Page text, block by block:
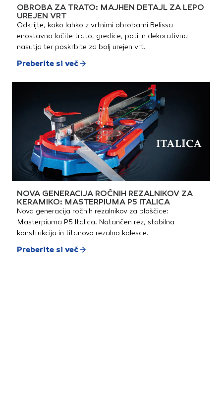
OBROBA ZA TRATO: MAJHEN DETAJL ZA LEPO
UREJEN VRT
Odkrijte, kako lahko z vrtnimi obrobami Belissa
enostavno ločite trato, gredice, poti in dekorativna
nasutja ter poskrbite za bolj urejen vrt.
Preberite si več
NOVA GENERACIJA ROČNIH REZALNIKOV ZA
KERAMIKO: MASTERPIUMA P5 ITALICA
Nova generacija ročnih rezalnikov za ploščice:
Masterpiuma P5 Italica. Natančen rez, stabilna
konstrukcija in titanovo rezalno kolesce.
Preberite si več